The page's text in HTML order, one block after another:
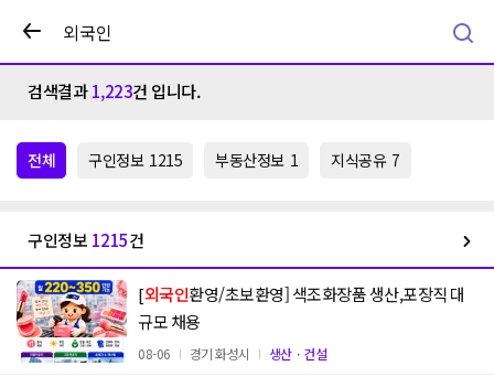
검색결과1,223건 입니다.
전체 구인정보 1215 부동산정보 1 지식공유 7
구인정보 1215건
[외국인환영/초보환영] 색조화장품 생산,포장직 대
규모 채용
08-06 경기 화성시 생산ㆍ건설